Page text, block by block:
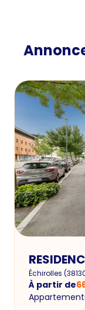
Échirolles (
À partir de